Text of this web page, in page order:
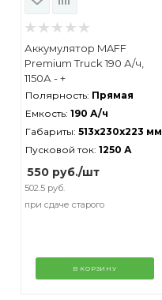
Аккумулятор MAFF
Premium Truck 190 А/ч,
1150А - +
Полярность: Прямая
Емкость: 190 А/ч
Габариты: 513x230x223 мм
Пусковой ток: 1250 А
550 руб./шт
502.5 руб.
при сдаче старого
В КОРЗИНУ